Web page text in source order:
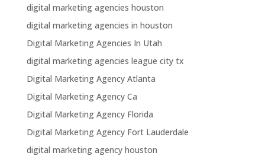
digital marketing agencies houston
digital marketing agencies in houston
Digital Marketing Agencies In Utah
digital marketing agencies league city tx
Digital Marketing Agency Atlanta
Digital Marketing Agency Ca
Digital Marketing Agency Florida
Digital Marketing Agency Fort Lauderdale
digital marketing agency houston